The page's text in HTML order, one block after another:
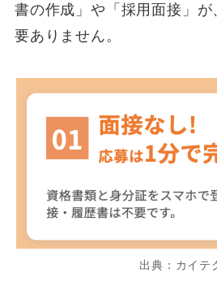
書の作成」や「採用面接」
要ありません。
出典：カイテ